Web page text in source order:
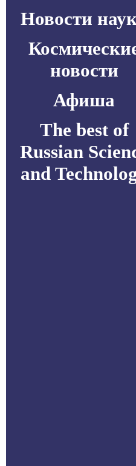
Новости
новости
Афиша
The best of
Russian
and